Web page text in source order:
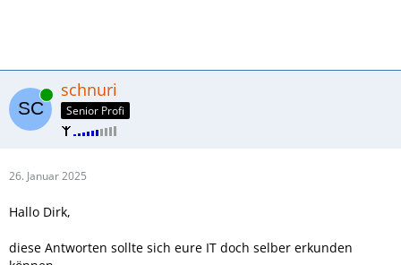
Online schnuri
Senior Profi
26. Januar 2025
Hallo Dirk,
diese Antworten sollte sich eure IT doch selber erkunden